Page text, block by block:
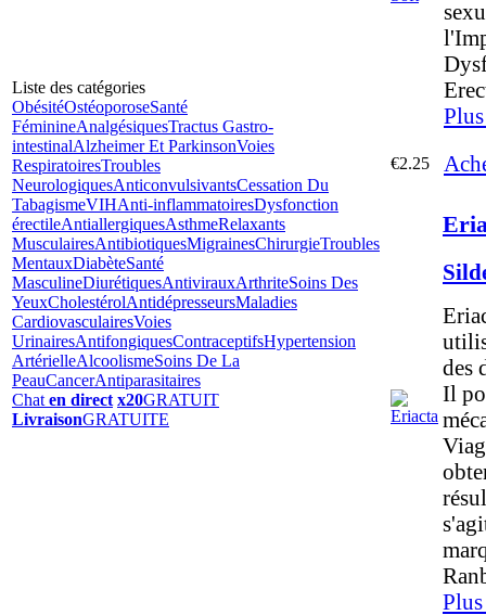
Liste des catégories
ObésitéOstéoporoseSanté
FéminineAnalgésiquesTractus Gastro-
intestinalAlzheimer Et ParkinsonVoies
RespiratoiresTroubles
NeurologiquesAnticonvulsivantsCessation Du
TabagismeVIHAnti-inflammatoiresDysfonction
érectileAntiallergiquesAsthmeRelaxants
MusculairesAntibiotiquesMigrainesChirurgieTroubles
MentauxDiabèteSanté
MasculineDiurétiquesAntivirauxArthriteSoins Des
YeuxCholestérolAntidépresseursMaladies
CardiovasculairesVoies
UrinairesAntifongiquesContraceptifsHypertension
ArtérielleAlcoolismeSoins De La
PeauCancerAntiparasitaires
Chat en direct x20GRATUIT
LivraisonGRATUITE
€2.25
des
Il